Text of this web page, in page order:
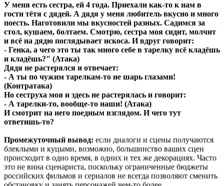
У меня есть сестра, ей 4 года. Приехали как-то к нам в
гости тётя с дядей. А дядя у меня любитель вкусно и много
поесть. Наготовили мы вкусностей разных. Садимся за
стол, кушаем, болтаем. Смотрю, сестра моя сидит, молчит
и всё на дядю поглядывает искоса. И вдруг говорит:
- Генка, а чего это ты так много себе в тарелку всё кладёшь
и кладёшь?" (Атака)
Дядя не растерялся и отвечает:
- А ты по чужим тарелкам-то не шарь глазами!
(Контратака)
Но сеструха моя и здесь не растерялась и говорит:
- А тарелки-то, вообще-то наши! (Атака)
И смотрит на него поедным взглядом. И чего тут
ответишь-то?
Промежуточный вывод: если диалоги и сцены получаются
блеклыми и куцыми, возможно, большинство ваших сцен
происходит в одно время, в одних и тех же декорациях. Часто
это не вина сценариста, поскольку ограниченные бюджеты
российских фильмов и сериалов не всегда позволяют сменить